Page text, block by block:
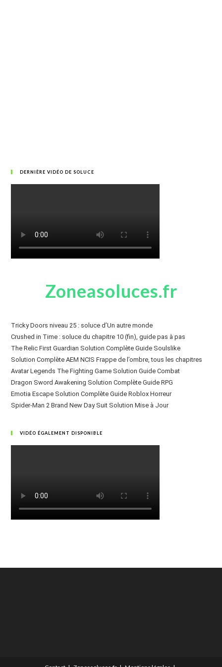
DERNIÈRE VIDÉO DE SOLUCE
Zoneasoluces.fr
Tricky Doors niveau 25 : soluce d’Un autre monde
Crushed in Time : soluce du chapitre 10 (fin), guide pas à pas
The Relic First Guardian Solution Complète Guide Soulslike
Solution Complète AEM NCIS Frappe de l’ombre, tous les chapitres
Avatar Legends The Fighting Game Solution Guide Combat
Dragon Sword Awakening Solution Complète Guide RPG
Emotia Escape Solution Complète Guide Roblox Horreur
Spider-Man 2 Brand New Day Suit Solution Mise à Jour
VIDÉO ÉGALEMENT DISPONIBLE